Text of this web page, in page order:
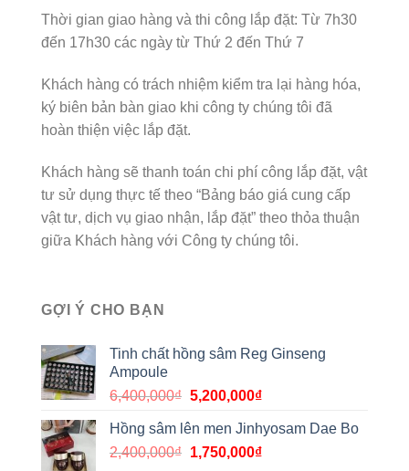
Thời gian giao hàng và thi công lắp đặt: Từ 7h30
đến 17h30 các ngày từ Thứ 2 đến Thứ 7
Khách hàng có trách nhiệm kiểm tra lại hàng hóa,
ký biên bản bàn giao khi công ty chúng tôi đã
hoàn thiện việc lắp đặt.
Khách hàng sẽ thanh toán chi phí công lắp đặt, vật
tư sử dụng thực tế theo “Bảng báo giá cung cấp
vật tư, dịch vụ giao nhận, lắp đặt” theo thỏa thuận
giữa Khách hàng với Công ty chúng tôi.
GỢI Ý CHO BẠN
Tinh chất hồng sâm Reg Ginseng
Ampoule
6,400,000₫ 5,200,000₫
Hồng sâm lên men Jinhyosam Dae Bo
2,400,000₫ 1,750,000₫